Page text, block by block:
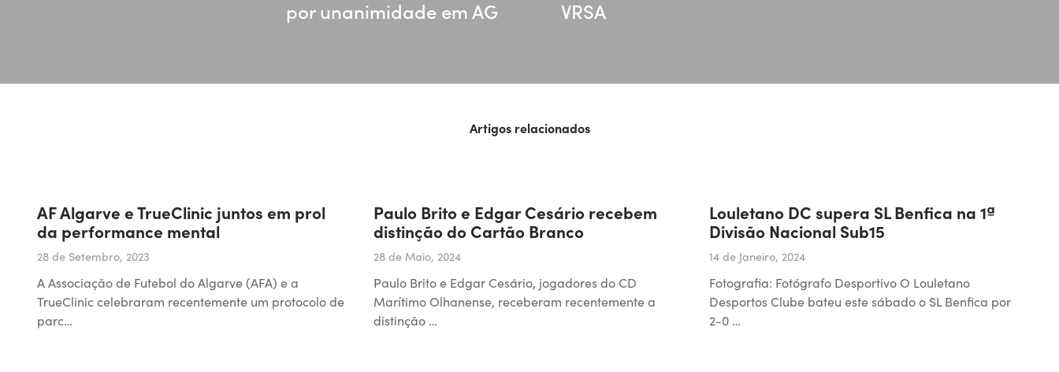
por unanimidade em AG
VRSA
Artigos relacionados
AF Algarve e TrueClinic juntos em prol
da performance mental
28 de Setembro, 2023
A Associação de Futebol do Algarve (AFA) e a
TrueClinic celebraram recentemente um protocolo de
parc…
Paulo Brito e Edgar Cesário recebem
distinção do Cartão Branco
28 de Maio, 2024
Paulo Brito e Edgar Cesário, jogadores do CD
Marítimo Olhanense, receberam recentemente a
distinção …
Louletano DC supera SL Benfica na 1ª
Divisão Nacional Sub15
14 de Janeiro, 2024
Fotografia: Fotógrafo Desportivo O Louletano
Desportos Clube bateu este sábado o SL Benfica por
2-0 …